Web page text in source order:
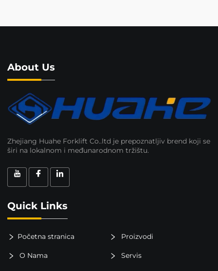
About Us
Zhejiang Huahe Forklift Co..ltd je prepoznatljiv brend koji se
širi na lokalnom i međunarodnom tržištu.
Quick Links
Početna stranica Proizvodi
O Nama Servis